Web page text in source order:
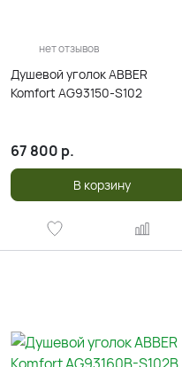
нет отзывов
Душевой уголок ABBER
Komfort AG93150-S102
67 800 р.
В корзину